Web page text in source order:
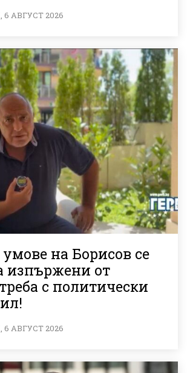
АВГУСТ 2026
на Борисов се
изпържени от
с политически
АВГУСТ 2026